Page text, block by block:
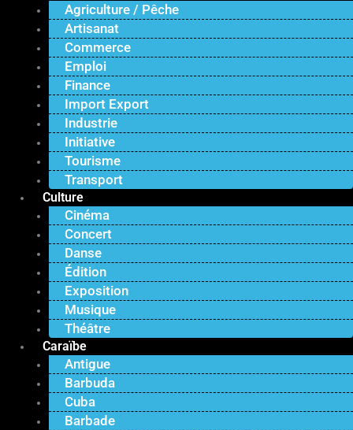
Agriculture / Pêche
Artisanat
Commerce
Emploi
Finance
Import Export
Industrie
Initiative
Tourisme
Transport
Culture
Cinéma
Concert
Danse
Édition
Exposition
Musique
Théâtre
Caraïbe
Antigue
Barbuda
Cuba
Barbade